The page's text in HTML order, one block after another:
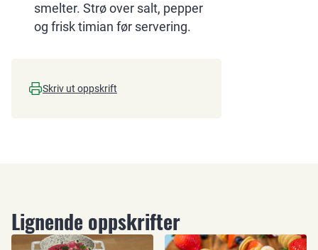
smelter. Strø over salt, pepper
og frisk timian før servering.
Skriv ut oppskrift
Lignende oppskrifter